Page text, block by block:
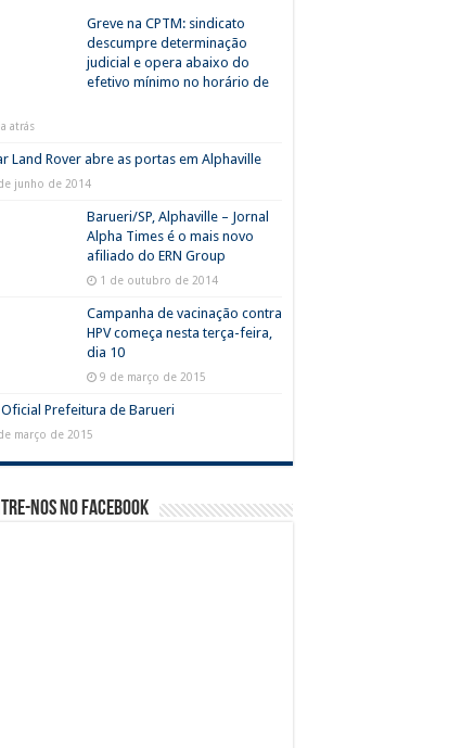
Greve na CPTM: sindicato
descumpre determinação
judicial e opera abaixo do
efetivo mínimo no horário de
atrás
Land Rover abre as portas em Alphaville
junho de 2014
Barueri/SP, Alphaville – Jornal
Alpha Times é o mais novo
afiliado do ERN Group
1 de outubro de 2014
Campanha de vacinação contra
HPV começa nesta terça-feira,
dia 10
9 de março de 2015
Prefeitura de Barueri
março de 2015
nos no Facebook